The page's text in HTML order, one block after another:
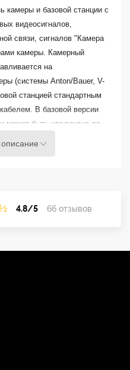
камеры и базовой станции с
видеосигналов,
связи, сигналов "Камера
камеры. Камерный
на
(системы Anton/Bauer, V-
станцией стандартным
В базовой версии
может быть увеличена до
2-MX-AB-AB
4.8/5 66 отзывов